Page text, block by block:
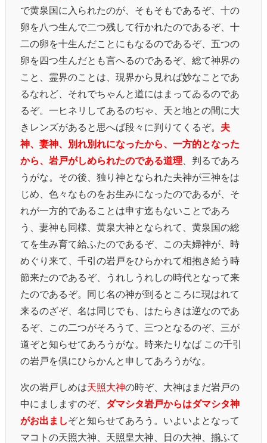
で黄泉国に入られたのが、そもそもであるぞ、十の
卵を八つ生んで二つ残して行かれたのであるぞ、十
二の卵を十生んだことにもなるのであるぞ、五つの
卵を四つ生んだとも言へるのであるぞ、総て神界の
こと、霊界のことは、現界から見れば妙なことであ
るなれど、それでちゃんと道にはまってゐるのであ
るぞ。一ヒネリしてあるのぢゃ、天と地との間に大
きレンズがあると思へば段々に判りてくるぞ。 夫
神、妻神、別れ別れになったから、一方的となった
から、岩戸がしめられたのである道理 、判るであろ
うがな。その後、独り神となられた夫神が三神をは
じめ、色々なものをお生みになったのであるが、そ
れが一方的であることは申す迄もないことであろ
う、妻神も同様、黄泉大神となられて、黄泉国の総
てを生み育て給ふたのであるぞ、この夫婦神が、時
めぐり来て、千引の岩戸をひらかれて相抱き給う時
節来たのであるぞ、うれしうれしの時代となって来
たのであるぞ。同じ名の神が到るところに現はれて
来るのざぞ、名は同じでも、はたらきは逆なのであ
るぞ、この二つがそろうて、三つとなるのぞ、三が
道ぞと知らせてあろうがな。時来たりなば この千引
の岩戸を倶にひらかんと申してあろうがな。
次の岩戸しめは天照大神の時ぞ、大神はまだ岩戸の
中にましますのぞ、 ダマシタ岩戸からはダマシタ神
がお出ましぞと知らせてあろう。いよいよとなって
マコトの天照大神、天照皇大神、日の大神、揃ふて